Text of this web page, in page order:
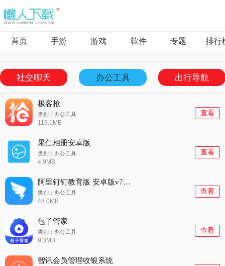
首页 手游 游戏 软件 专题 排行
社交聊天 办公工具 出行导航
极客抢
类别：办公工具
119.1MB
查看
果仁相册安卓版
类别：办公工具
4.9MB
查看
阿里钉钉教育版 安卓版v7.8.0
类别：办公工具
48.0MB
查看
包子管家
类别：办公工具
9.3MB
查看
智讯会员管理收银系统